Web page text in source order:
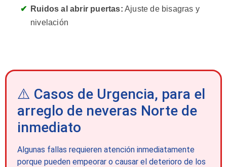
Ruidos al abrir puertas: Ajuste de bisagras y
nivelación
⚠️ Casos de Urgencia, para el
arreglo de neveras Norte de
inmediato
Algunas fallas requieren atención inmediatamente
porque pueden empeorar o causar el deterioro de los